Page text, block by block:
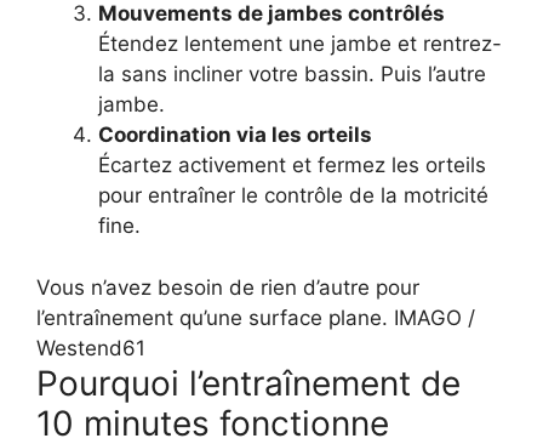
Mouvements de jambes contrôlés
Étendez lentement une jambe et rentrez-
la sans incliner votre bassin. Puis l’autre
jambe.
Coordination via les orteils
Écartez activement et fermez les orteils
pour entraîner le contrôle de la motricité
fine.
Vous n’avez besoin de rien d’autre pour
l’entraînement qu’une surface plane. IMAGO /
Westend61
Pourquoi l’entraînement de
10 minutes fonctionne